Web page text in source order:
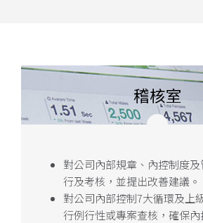
稽核室
對公司內部規章、內控制度
行及考核，並提出改善建議。
對公司內部控制7大循環及上
行例行性或專案查核，確保